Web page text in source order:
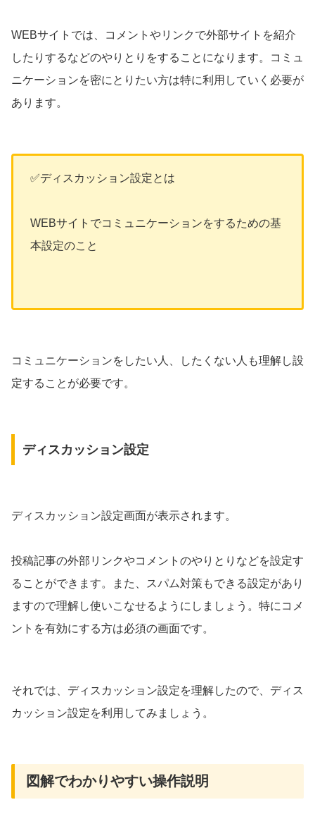
WEBサイトでは、コメントやリンクで外部サイトを紹介
したりするなどのやりとりをすることになります。コミュ
ニケーションを密にとりたい方は特に利用していく必要が
あります。
✅ディスカッション設定とは
WEBサイトでコミュニケーションをするための基
本設定のこと
コミュニケーションをしたい人、したくない人も理解し設
定することが必要です。
ディスカッション設定
ディスカッション設定画面が表示されます。
投稿記事の外部リンクやコメントのやりとりなどを設定す
ることができます。また、スパム対策もできる設定があり
ますので理解し使いこなせるようにしましょう。特にコメ
ントを有効にする方は必須の画面です。
それでは、ディスカッション設定を理解したので、ディス
カッション設定を利用してみましょう。
図解でわかりやすい操作説明